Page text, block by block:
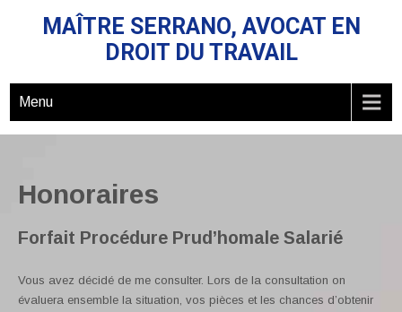
MAÎTRE SERRANO, AVOCAT EN
DROIT DU TRAVAIL
Menu
Honoraires
Forfait Procédure Prud’homale Salarié
Vous avez décidé de me consulter. Lors de la consultation on
évaluera ensemble la situation, vos pièces et les chances d’obtenir